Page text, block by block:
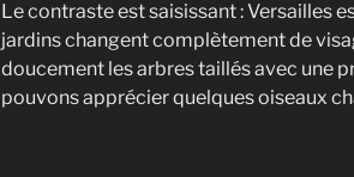
Le contraste est saisissant : Versailles
jardins changent complètement de
doucement les arbres taillés avec une
pouvons apprécier quelques oiseaux